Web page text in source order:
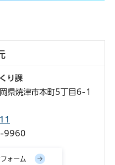
くり課
県焼津市本町5丁目6-1
9960